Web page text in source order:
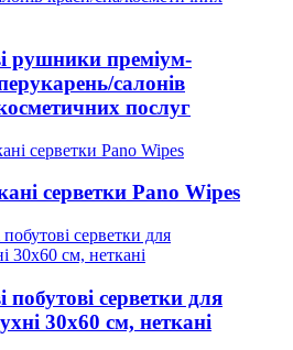
рушники преміум-
салонів
послуг
серветки Pano Wipes
побутові серветки для
30x60 см, неткані